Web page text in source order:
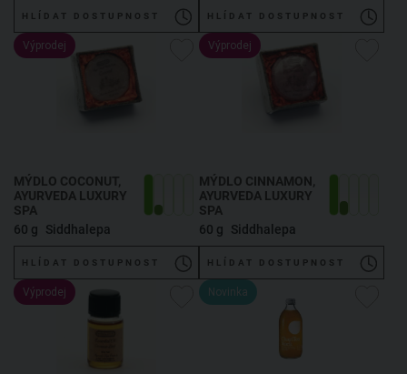
HLÍDAT DOSTUPNOST HLÍDAT DOSTUPNOST
Výprodej
MÝDLO COCONUT,
AYURVEDA LUXURY
SPA
60 g
Siddhalepa
HLÍDAT DOSTUPNOST
Výprodej
MÝDLO CINNAMON,
AYURVEDA LUXURY
SPA
60 g
Siddhalepa
HLÍDAT DOSTUPNOST
Výprodej Novinka